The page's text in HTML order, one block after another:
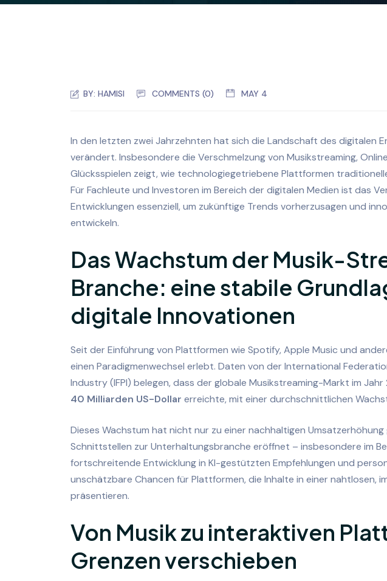
BY: HAMISI COMMENTS (0) MAY 4
In den letzten zwei Jahrzehnten hat sich die Landschaft des digitalen
verändert. Insbesondere die Verschmelzung von Musikstreaming,
Glücksspielen zeigt, wie technologiegetriebene Plattformen
Für Fachleute und Investoren im Bereich der digitalen Medien ist das
Entwicklungen essenziell, um zukünftige Trends vorherzusagen und
entwickeln.
Das Wachstum der Musik-
Branche: eine stabile
digitale Innovationen
Seit der Einführung von Plattformen wie Spotify, Apple Music und
einen Paradigmenwechsel erlebt. Daten von der International
Industry (IFPI) belegen, dass der globale Musikstreaming-Markt im
40 Milliarden US-Dollar erreichte, mit einer durchschnittlichen
Dieses Wachstum hat nicht nur zu einer nachhaltigen
Schnittstellen zur Unterhaltungsbranche eröffnet – insbesondere im
fortschreitende Entwicklung in KI-gestützten Empfehlungen und
unschätzbare Chancen für Plattformen, die Inhalte in einer nahtlosen,
präsentieren.
Von Musik zu interaktiven
Grenzen verschieben